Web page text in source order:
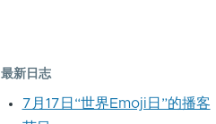
最新日志
7月17日“世界Emoji日”的播客